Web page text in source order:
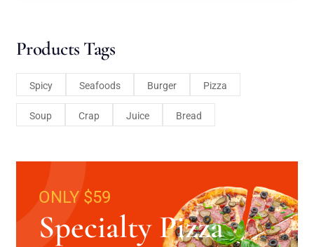
Products Tags
Spicy Seafoods Burger Pizza
Soup Crap Juice Bread
ONLY $59
Specialty Pizza